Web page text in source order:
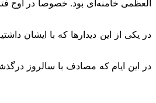
در یکی از این دیدارها که با ایشان
در این ایام که مصادف با سالروز